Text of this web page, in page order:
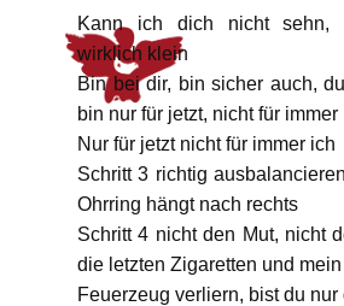
Kann ich dich nicht sehn,
wirklich klein
Bin bei dir, bin sicher auch,
bin nur für jetzt, nicht für immer
Nur für jetzt nicht für immer ich
Schritt 3 richtig
Ohrring hängt nach rechts
Schritt 4 nicht den Mut, nicht
die letzten Zigaretten und mein
Feuerzeug verliern, bist du nur